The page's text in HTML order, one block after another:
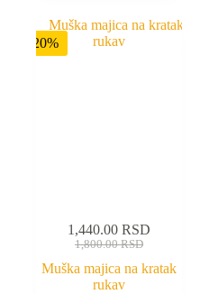
-20%
1,800.00RSD
1,440.00RSD
Muška majica na kratak
rukav